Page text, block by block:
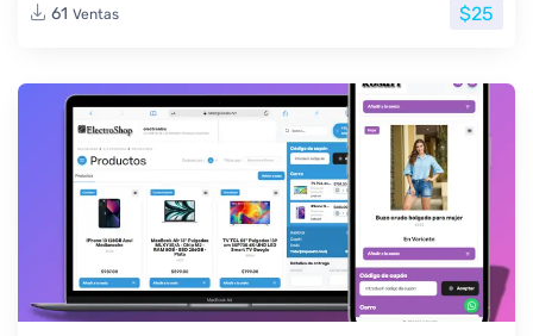
61 Ventas $25